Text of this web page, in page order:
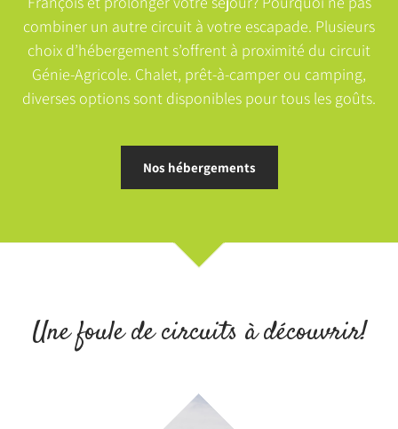
combiner un autre circuit à votre escapade. Plusieurs
choix d’hébergement s’offrent à proximité du circuit
Génie-Agricole. Chalet, prêt-à-camper ou camping,
diverses options sont disponibles pour tous les goûts.
Nos hébergements
Une foule de circuits à découvrir!